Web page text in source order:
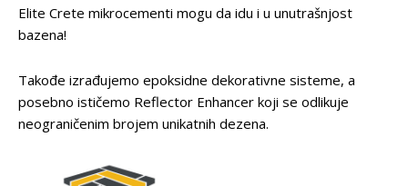
Elite Crete mikrocementi mogu da idu i u unutrašnjost
bazena!
Takođe izrađujemo epoksidne dekorativne sisteme, a
posebno ističemo Reflector Enhancer koji se odlikuje
neograničenim brojem unikatnih dezena.